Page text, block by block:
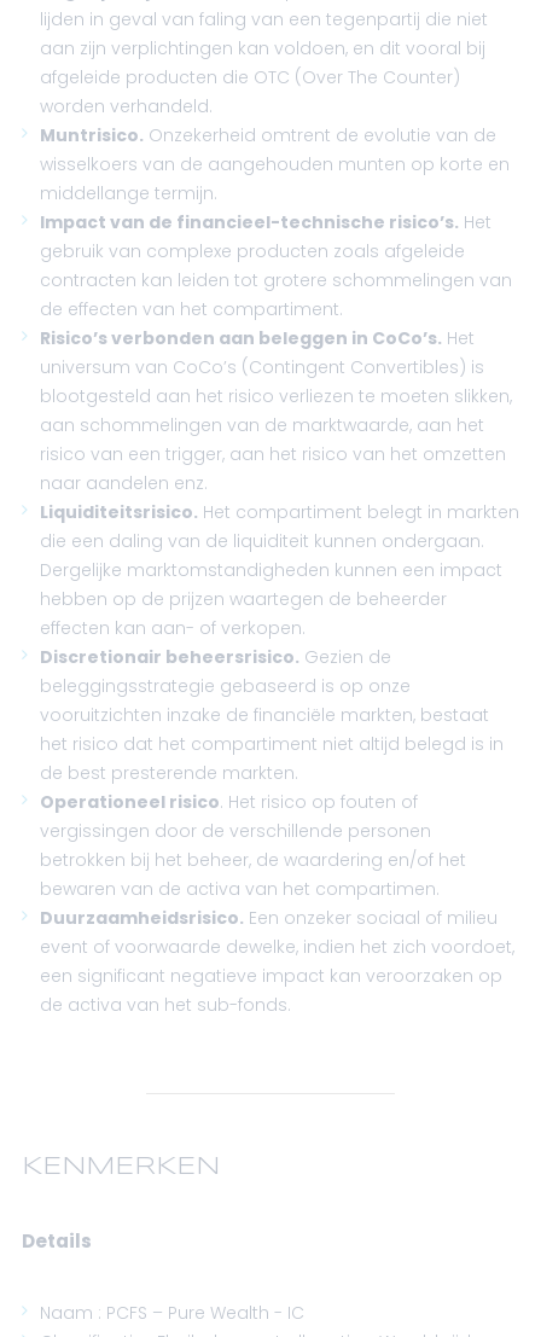
lijden in geval van faling van een tegenpartij die niet
aan zijn verplichtingen kan voldoen, en dit vooral bij
afgeleide producten die OTC (Over The Counter)
worden verhandeld.
Muntrisico. Onzekerheid omtrent de evolutie van de
wisselkoers van de aangehouden munten op korte en
middellange termijn.
Impact van de financieel-technische risico’s. Het
gebruik van complexe producten zoals afgeleide
contracten kan leiden tot grotere schommelingen van
de effecten van het compartiment.
Risico’s verbonden aan beleggen in CoCo’s. Het
universum van CoCo’s (Contingent Convertibles) is
blootgesteld aan het risico verliezen te moeten slikken,
aan schommelingen van de marktwaarde, aan het
risico van een trigger, aan het risico van het omzetten
naar aandelen enz.
Liquiditeitsrisico. Het compartiment belegt in markten
die een daling van de liquiditeit kunnen ondergaan.
Dergelijke marktomstandigheden kunnen een impact
hebben op de prijzen waartegen de beheerder
effecten kan aan- of verkopen.
Discretionair beheersrisico. Gezien de
beleggingsstrategie gebaseerd is op onze
vooruitzichten inzake de financiële markten, bestaat
het risico dat het compartiment niet altijd belegd is in
de best presterende markten.
Operationeel risico. Het risico op fouten of
vergissingen door de verschillende personen
betrokken bij het beheer, de waardering en/of het
bewaren van de activa van het compartimen.
Duurzaamheidsrisico. Een onzeker sociaal of milieu
event of voorwaarde dewelke, indien het zich voordoet,
een significant negatieve impact kan veroorzaken op
de activa van het sub-fonds.
KENMERKEN
Details
Naam : PCFS – Pure Wealth - IC